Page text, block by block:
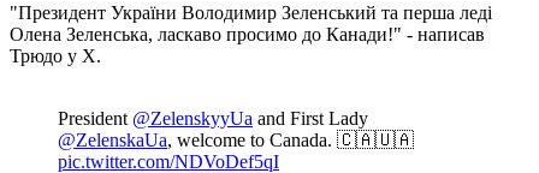
"Президент України Володимир Зеленський та перша леді
Олена Зеленська, ласкаво просимо до Канади!" - написав
Трюдо у Х.
President @ZelenskyyUa and First Lady
@ZelenskaUa, welcome to Canada. 🇨🇦🇺🇦
pic.twitter.com/NDVoDef5qI